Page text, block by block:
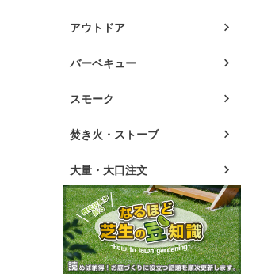
アウトドア
バーベキュー
スモーク
焚き火・ストーブ
大量・大口注文